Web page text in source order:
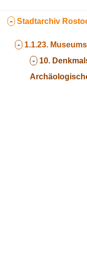
- Stadtarchiv
- 1.1.23.
- 10.